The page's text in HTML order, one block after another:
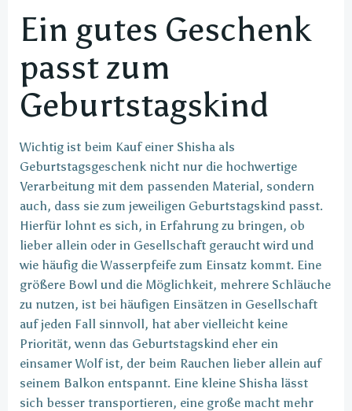
Ein gutes Geschenk
passt zum
Geburtstagskind
Wichtig ist beim Kauf einer Shisha als
Geburtstagsgeschenk nicht nur die hochwertige
Verarbeitung mit dem passenden Material, sondern
auch, dass sie zum jeweiligen Geburtstagskind passt.
Hierfür lohnt es sich, in Erfahrung zu bringen, ob
lieber allein oder in Gesellschaft geraucht wird und
wie häufig die Wasserpfeife zum Einsatz kommt. Eine
größere Bowl und die Möglichkeit, mehrere Schläuche
zu nutzen, ist bei häufigen Einsätzen in Gesellschaft
auf jeden Fall sinnvoll, hat aber vielleicht keine
Priorität, wenn das Geburtstagskind eher ein
einsamer Wolf ist, der beim Rauchen lieber allein auf
seinem Balkon entspannt. Eine kleine Shisha lässt
sich besser transportieren, eine große macht mehr